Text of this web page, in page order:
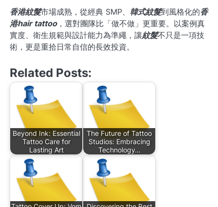
香港紋髮市場成熟，從經典 SMP、 韓式紋髮到風格化的香
港hair tattoo，選對團隊比「做不做」更重要。以案例真
實度、衛生規範與設計能力為準繩，讓紋髮不只是一項技
術，更是重拾日常自信的長效投資。
Related Posts:
Beyond Ink: Essential
Tattoo Care for
Lasting Art
The Future of Tattoo
Studios: Embracing
Technology…